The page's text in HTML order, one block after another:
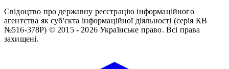
Свідоцтво про державну реєстрацію інформаційного
агентства як суб'єкта інформаційної діяльності (серія КВ
№516-378Р) © 2015 - 2026 Українське право. Всі права
захищені.